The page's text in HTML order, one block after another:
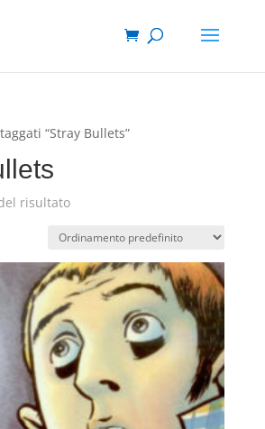
“Stray Bullets”
risultato